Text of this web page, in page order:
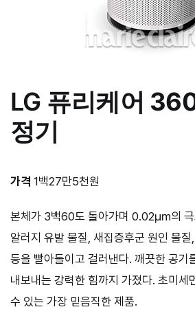
LG 퓨리케어
정기
가격 1백27만5천원
본체가 3백60도 돌아가며 0.02㎛의 극
알러지 유발 물질, 새집증후군 원인 물질
등을 빨아들이고 걸러낸다. 깨끗한 공기
내보내는 강력한 힘까지 가졌다. 초미세
수 있는 가장 믿음직한 제품.